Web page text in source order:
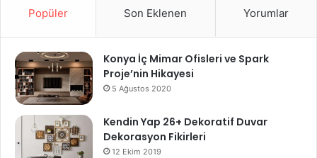
Popüler Son Eklenen Yorumlar
Konya İç Mimar Ofisleri ve Spark
Proje’nin Hikayesi
5 Ağustos 2020
Kendin Yap 26+ Dekoratif Duvar
Dekorasyon Fikirleri
12 Ekim 2019